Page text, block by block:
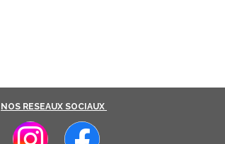
NOS RESEAUX SOCIAUX